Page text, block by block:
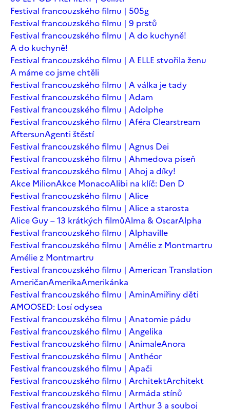
Festival francouzského filmu | 505g
Festival francouzského filmu | 9 prstů
Festival francouzského filmu | A do kuchyně!
A do kuchyně!
Festival francouzského filmu | A ELLE stvořila ženu
A máme co jsme chtěli
Festival francouzského filmu | A válka je tady
Festival francouzského filmu | Adam
Festival francouzského filmu | Adolphe
Festival francouzského filmu | Aféra Clearstream
AftersunAgenti štěstí
Festival francouzského filmu | Agnus Dei
Festival francouzského filmu | Ahmedova píseň
Festival francouzského filmu | Ahoj a díky!
Akce MilionAkce MonacoAlibi na klíč: Den D
Festival francouzského filmu | Alice
Festival francouzského filmu | Alice a starosta
Alice Guy – 13 krátkých filmůAlma & OscarAlpha
Festival francouzského filmu | Alphaville
Festival francouzského filmu | Amélie z Montmartru
Amélie z Montmartru
Festival francouzského filmu | American Translation
AmeričanAmerikaAmerikánka
Festival francouzského filmu | AminAmiřiny děti
AMOOSED: Losí odysea
Festival francouzského filmu | Anatomie pádu
Festival francouzského filmu | Angelika
Festival francouzského filmu | AnimaleAnora
Festival francouzského filmu | Anthéor
Festival francouzského filmu | Apači
Festival francouzského filmu | ArchitektArchitekt
Festival francouzského filmu | Armáda stínů
Festival francouzského filmu | Arthur 3 a souboj